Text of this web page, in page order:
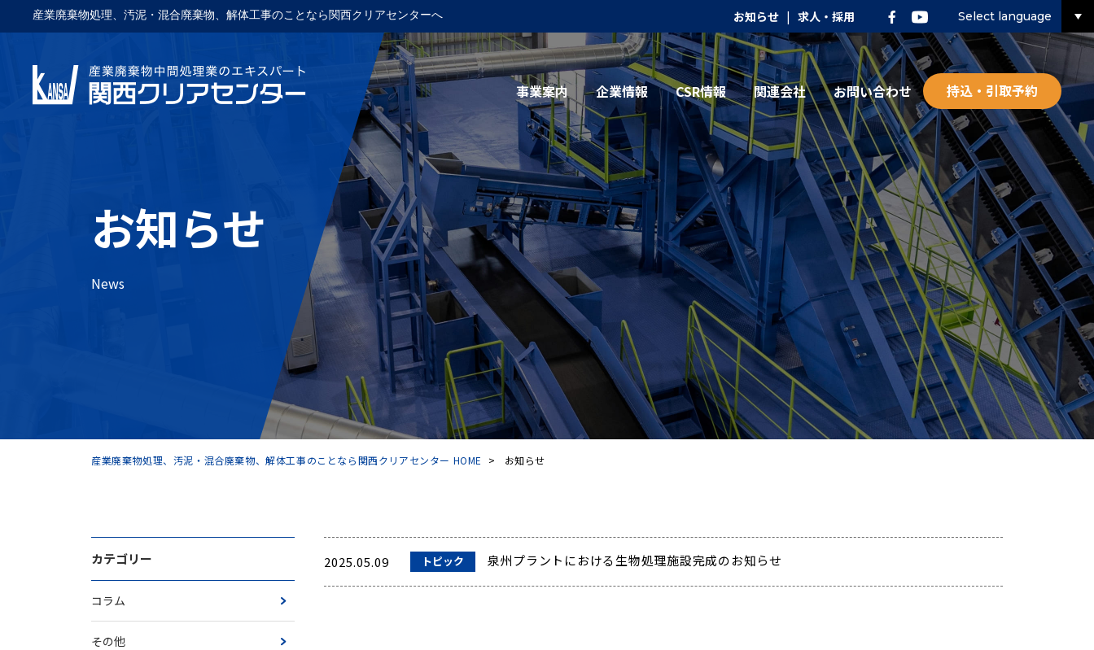
産業廃棄物処理、汚泥・混合廃棄物、解体工事のことなら関西クリアセンターへ お知らせ | 求人・採用 Select language
事業案内 企業情報 CSR情報 関連会社 お問い合わせ 持込・引取予約
お知らせ
News
産業廃棄物処理、汚泥・混合廃棄物、解体工事のことなら関西クリアセンター HOME > お知らせ
カテゴリー
コラム
その他
2025.05.09 トピック 泉州プラントにおける生物処理施設完成のお知らせ